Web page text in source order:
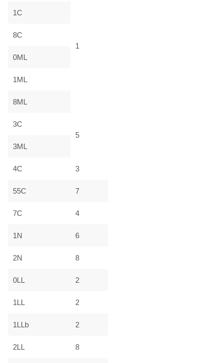
1
1C
8C
0ML
1ML
8ML
3C
5
3ML
4C 3
55C 7
7C 4
1N 6
2N 8
0LL 2
1LL 2
1LLb 2
2LL 8